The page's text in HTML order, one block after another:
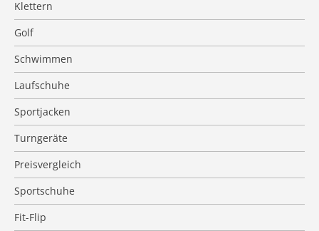
Klettern
Golf
Schwimmen
Laufschuhe
Sportjacken
Turngeräte
Preisvergleich
Sportschuhe
Fit-Flip